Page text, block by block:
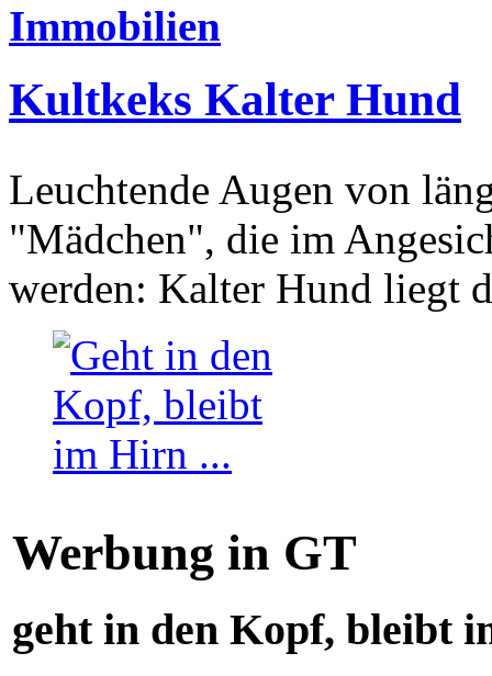
Immobilien
Kultkeks Kalter Hund
Leuchtende Augen von
"Mädchen", die im
werden: Kalter Hund liegt
Werbung in GT
geht in den Kopf, bleibt